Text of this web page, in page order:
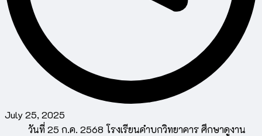
July 25, 2025
วันที่ 25 ก.ค. 2568 โรงเรียนคำบกวิทยาคาร ศึกษาดูงาน